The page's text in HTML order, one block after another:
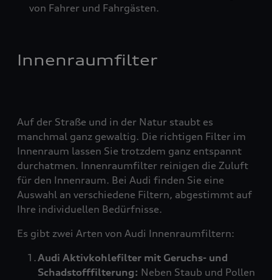
von Fahrer und Fahrgästen.
Innenraumfilter
Auf der Straße und in der Natur staubt es
manchmal ganz gewaltig. Die richtigen Filter im
Innenraum lassen Sie trotzdem ganz entspannt
durchatmen. Innenraumfilter reinigen die Zuluft
für den Innenraum. Bei Audi finden Sie eine
Auswahl an verschiedene Filtern, abgestimmt auf
Ihre individuellen Bedürfnisse.
Es gibt zwei Arten von Audi Innenraumfiltern:
Audi Aktivkohlefilter mit Geruchs- und
Schadstofffilterung: Neben Staub und Pollen